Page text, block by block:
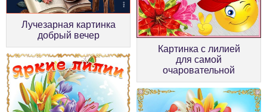
Лучезарная картинка
добрый вечер
Картинка с лилией
для самой
очаровательной